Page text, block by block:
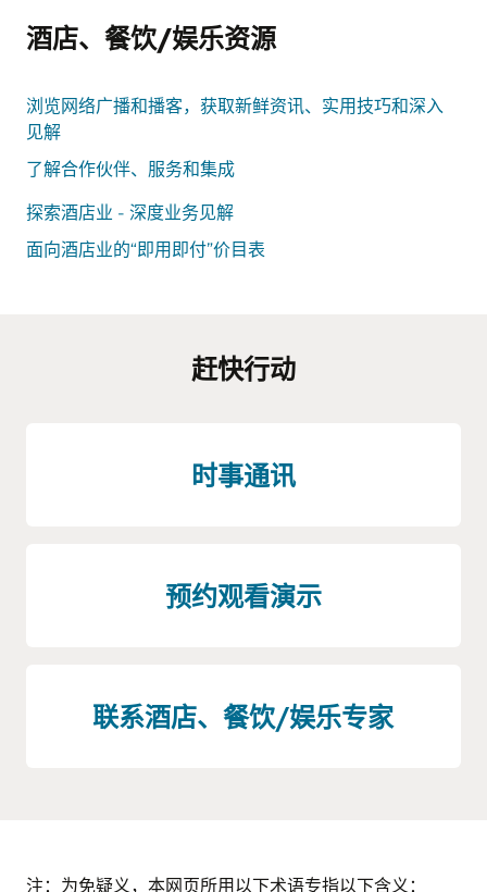
酒店、餐饮/娱乐资源
浏览网络广播和播客，获取新鲜资讯、实用技巧和深入
见解
了解合作伙伴、服务和集成
探索酒店业 - 深度业务见解
面向酒店业的“即用即付”价目表
赶快行动
时事通讯
预约观看演示
联系酒店、餐饮/娱乐专家
注：为免疑义，本网页所用以下术语专指以下含义：